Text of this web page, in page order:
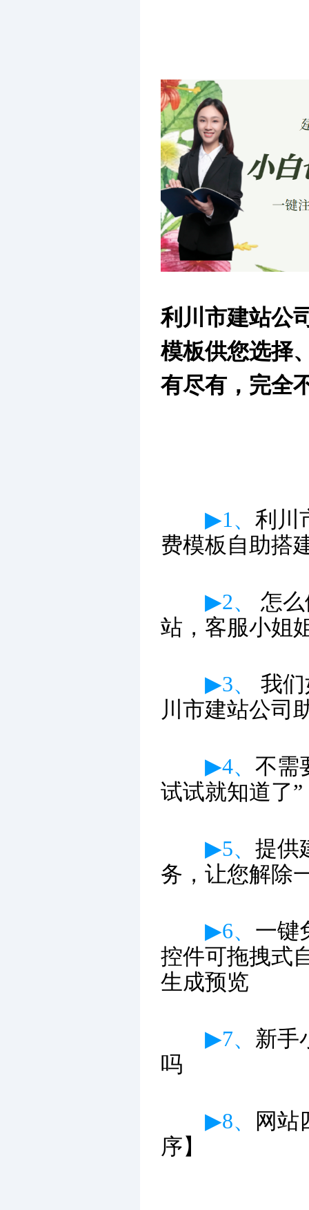
利川市建站公
模板供您选择
有尽有，完全
▶1、 利川
费模板自助搭
▶2、 怎
站，客服小姐
▶3、 我
川市建站公司
▶4、 不需
试试就知道了
▶5、 提供
务，让您解除
▶6、 一键
控件可拖拽式
生成预览
▶7、 新手
吗
▶8、
网站
序】